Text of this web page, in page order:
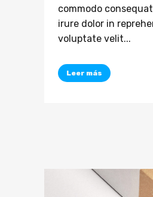
commodo
irure dolor in
voluptate velit...
Leer más